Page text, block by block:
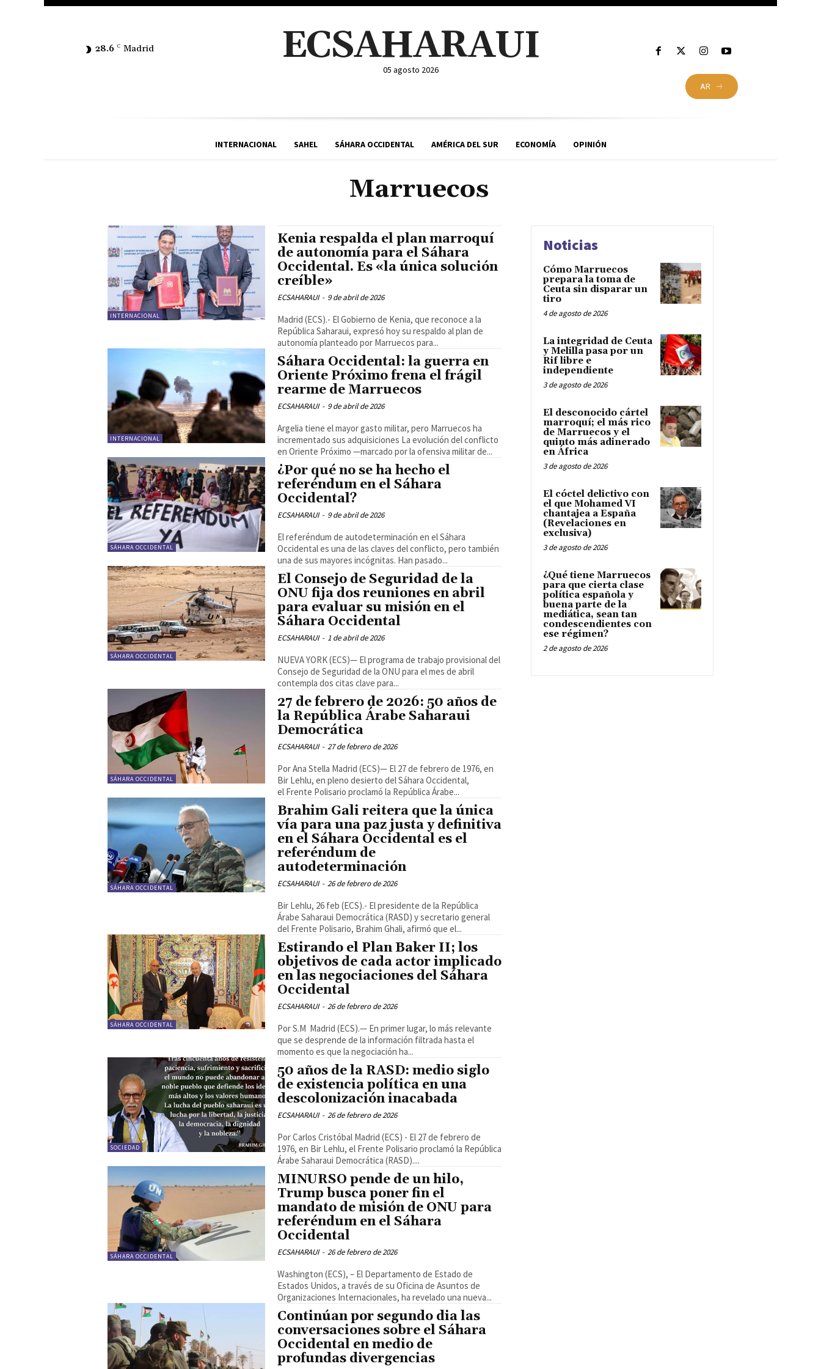
28.6 C Madrid ECSAHARAUI
05 agosto 2026
AR
INTERNACIONAL SAHEL SÁHARA OCCIDENTAL AMÉRICA DEL SUR ECONOMÍA OPINIÓN
Marruecos
INTERNACIONAL
Kenia respalda el plan marroquí
de autonomía para el Sáhara
Occidental. Es «la única solución
creíble»
ECSAHARAUI - 9 de abril de 2026
Madrid (ECS).- El Gobierno de Kenia, que reconoce a la
República Saharaui, expresó hoy su respaldo al plan de
autonomía planteado por Marruecos para...
INTERNACIONAL
Sáhara Occidental: la guerra en
Oriente Próximo frena el frágil
rearme de Marruecos
ECSAHARAUI - 9 de abril de 2026
Argelia tiene el mayor gasto militar, pero Marruecos ha
incrementado sus adquisiciones La evolución del conflicto
en Oriente Próximo —marcado por la ofensiva militar de...
SÁHARA OCCIDENTAL
¿Por qué no se ha hecho el
referéndum en el Sáhara
Occidental?
ECSAHARAUI - 9 de abril de 2026
El referéndum de autodeterminación en el Sáhara
Occidental es una de las claves del conflicto, pero también
una de sus mayores incógnitas. Han pasado...
SÁHARA OCCIDENTAL
El Consejo de Seguridad de la
ONU fija dos reuniones en abril
para evaluar su misión en el
Sáhara Occidental
ECSAHARAUI - 1 de abril de 2026
NUEVA YORK (ECS)— El programa de trabajo provisional del
Consejo de Seguridad de la ONU para el mes de abril
contempla dos citas clave para...
SÁHARA OCCIDENTAL
27 de febrero de 2026: 50 años de
la República Árabe Saharaui
Democrática
ECSAHARAUI - 27 de febrero de 2026
Por Ana Stella Madrid (ECS)— El 27 de febrero de 1976, en
Bir Lehlu, en pleno desierto del Sáhara Occidental,
el Frente Polisario proclamó la República Árabe...
SÁHARA OCCIDENTAL
Brahim Gali reitera que la única
vía para una paz justa y definitiva
en el Sáhara Occidental es el
referéndum de
autodeterminación
ECSAHARAUI - 26 de febrero de 2026
Bir Lehlu, 26 feb (ECS).- El presidente de la República
Árabe Saharaui Democrática (RASD) y secretario general
del Frente Polisario, Brahim Ghali, afirmó que el...
SÁHARA OCCIDENTAL
Estirando el Plan Baker II; los
objetivos de cada actor implicado
en las negociaciones del Sáhara
Occidental
ECSAHARAUI - 26 de febrero de 2026
Por S.M Madrid (ECS).— En primer lugar, lo más relevante
que se desprende de la información filtrada hasta el
momento es que la negociación ha...
SOCIEDAD
50 años de la RASD: medio siglo
de existencia política en una
descolonización inacabada
ECSAHARAUI - 26 de febrero de 2026
Por Carlos Cristóbal Madrid (ECS) - El 27 de febrero de
1976, en Bir Lehlu, el Frente Polisario proclamó la República
Árabe Saharaui Democrática (RASD)....
SÁHARA OCCIDENTAL
MINURSO pende de un hilo,
Trump busca poner fin el
mandato de misión de ONU para
referéndum en el Sáhara
Occidental
ECSAHARAUI - 26 de febrero de 2026
Washington (ECS), – El Departamento de Estado de
Estados Unidos, a través de su Oficina de Asuntos de
Organizaciones Internacionales, ha revelado una nueva...
Continúan por segundo dia las
conversaciones sobre el Sáhara
Occidental en medio de
profundas divergencias
Noticias
Cómo Marruecos
prepara la toma de
Ceuta sin disparar un
tiro
4 de agosto de 2026
La integridad de Ceuta
y Melilla pasa por un
Rif libre e
independiente
3 de agosto de 2026
El desconocido cártel
marroquí; el más rico
de Marruecos y el
quinto más adinerado
en África
3 de agosto de 2026
El cóctel delictivo con
el que Mohamed VI
chantajea a España
(Revelaciones en
exclusiva)
3 de agosto de 2026
¿Qué tiene Marruecos
para que cierta clase
política española y
buena parte de la
mediática, sean tan
condescendientes con
ese régimen?
2 de agosto de 2026